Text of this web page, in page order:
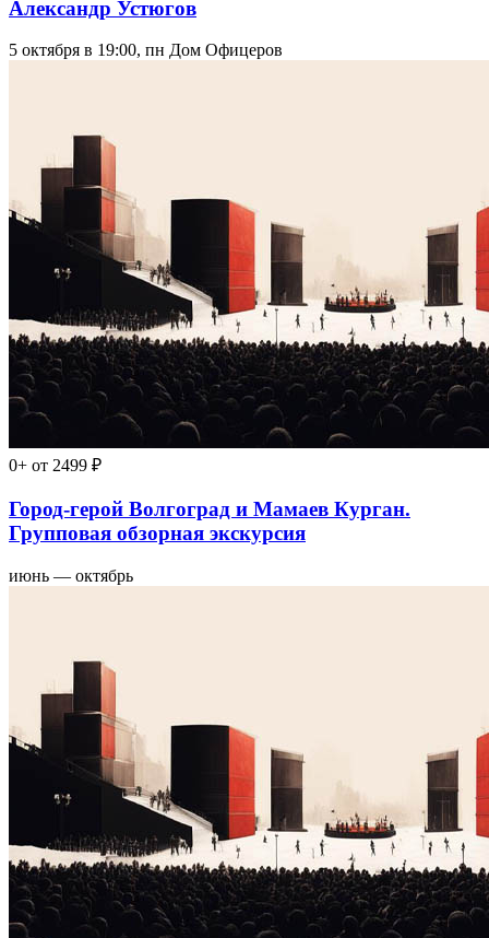
Александр Устюгов
5 октября в 19:00, пн Дом Офицеров
0+ от 2499 ₽
Город-герой Волгоград и Мамаев Курган.
Групповая обзорная экскурсия
июнь — октябрь